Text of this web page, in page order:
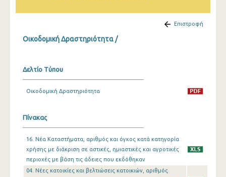
Ιουλίου 2023
Απριλίου 2023
Ιανουαρίου 2023
Δεκεμβρίου 2022
Επιστροφή
Οικοδομική Δραστηριότητα /
Δελτίο Τύπου
Οικοδομική Δραστηριότητα
Πίνακας
16. Νέα Καταστήματα, αριθμός και όγκος κατά κατηγορία
χρήσης με διάκριση σε αστικές, ημιαστικές και αγροτικές
περιοχές με βάση τις άδειες που εκδόθηκαν
04. Νέες κατοικίες και βελτιώσεις κατοικιών, αριθμός